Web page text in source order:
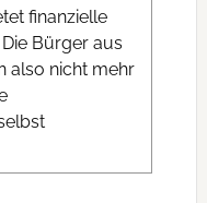
finanzielle
Bürger aus
also nicht mehr